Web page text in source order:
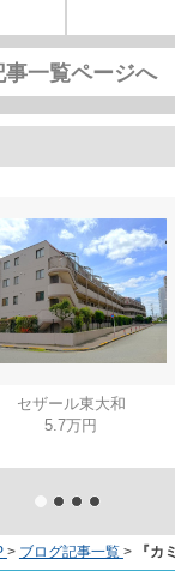
事一覧ページへ
セザール東大和
5.7万円
> ブログ記事一覧 > 『カ